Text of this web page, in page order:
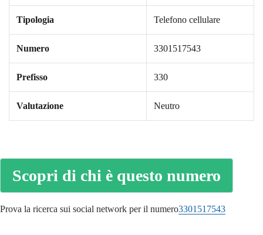
Tipologia Telefono cellulare
Numero 3301517543
Prefisso 330
Valutazione Neutro
Scopri di chi è questo numero
Prova la ricerca sui social network per il numero3301517543